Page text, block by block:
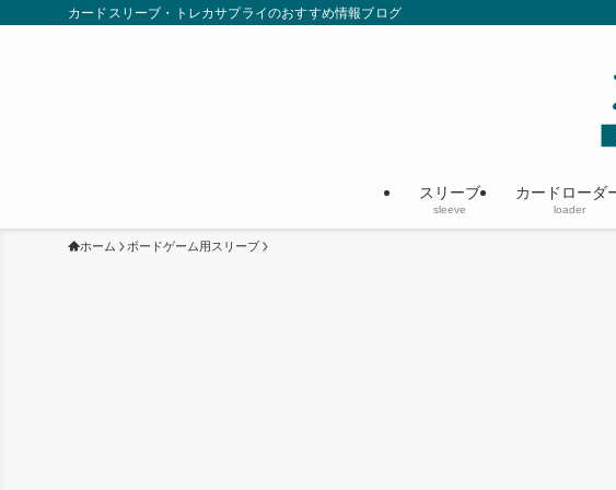
カードスリーブ・トレカサプライのおすすめ情報ブログ
スリーブ
sleeve
カードローダ
loader
ホーム ボードゲーム用スリーブ